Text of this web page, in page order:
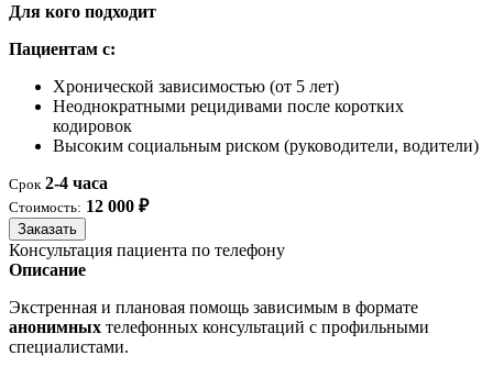
Для кого подходит
Пациентам с:
Хронической зависимостью (от 5 лет)
Неоднократными рецидивами после коротких
кодировок
Высоким социальным риском (руководители, водители)
Срок 2-4 часа
Стоимость: 12 000 ₽
Заказать
Консультация пациента по телефону
Описание
Экстренная и плановая помощь зависимым в формате
анонимных телефонных консультаций с профильными
специалистами.